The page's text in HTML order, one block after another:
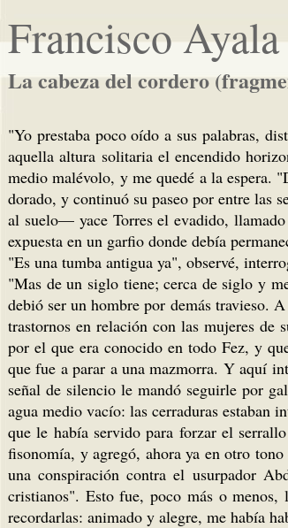
Francisco Ayala
La cabeza del cordero
"Yo prestaba poco oído a sus palabras,
aquella altura solitaria el encendido
medio malévolo, y me quedé a la espera.
dorado, y continuó su paseo por entre las
al suelo— yace Torres el evadido,
expuesta en un garfio donde debía
"Es una tumba antigua ya", observé,
"Mas de un siglo tiene; cerca de siglo y
debió ser un hombre por demás travieso.
trastornos en relación con las mujeres de
por el que era conocido en todo Fez, y
que fue a parar a una mazmorra. Y aquí
señal de silencio le mandó seguirle por
agua medio vacío: las cerraduras estaban
que le había servido para forzar el
fisonomía, y agregó, ahora ya en otro
una conspiración contra el usurpador
cristianos". Esto fue, poco más o
recordarlas: animado y alegre, me había